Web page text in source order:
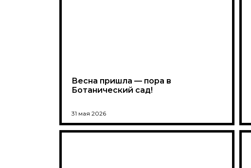
Весна пришла — пора в
Ботанический сад!
31 мая 2026